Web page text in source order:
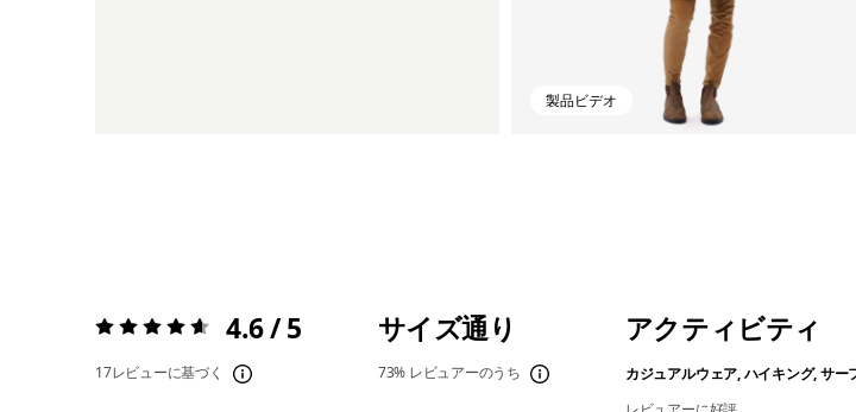
製品ビデオ
評価:4.6 / 5 4.6 / 5
17レビューに基づく
サイズ通り
73% レビュアーのうち
アクティビティ
カジュアルウェア, ハイキング, サー